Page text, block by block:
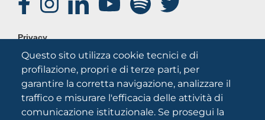
Questo sito utilizza cookie tecnici e di
profilazione, propri e di terze parti, per
garantire la corretta navigazione, analizzare il
traffico e misurare l'efficacia delle attività di
comunicazione istituzionale. Se prosegui la
FOOTER
Privacy
Note legali
Credits
Chi siamo